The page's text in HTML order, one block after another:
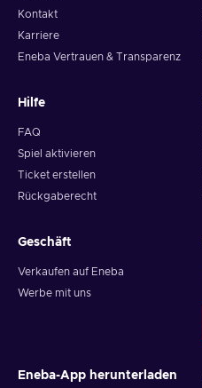
Kontakt
Karriere
Eneba Vertrauen & Transparenz
Hilfe
FAQ
Spiel aktivieren
Ticket erstellen
Rückgaberecht
Geschäft
Verkaufen auf Eneba
Werbe mit uns
Eneba-App herunterladen